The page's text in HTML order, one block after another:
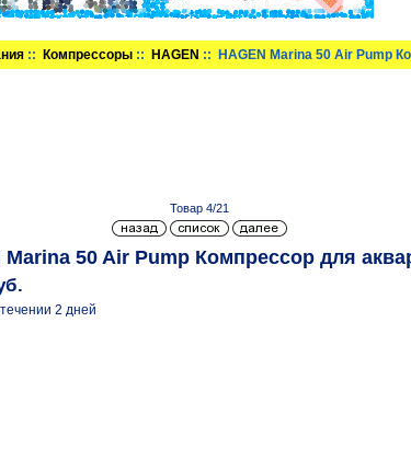
:: Компрессоры :: HAGEN :: HAGEN Marina 50 Air Pump
Товар 4/21
Marina 50 Air Pump Компрессор для
2 дней